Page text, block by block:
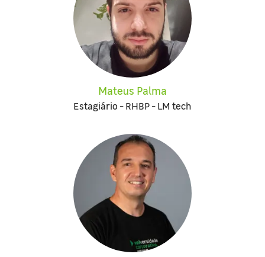
Mateus Palma
Estagiário - RHBP - LM tech